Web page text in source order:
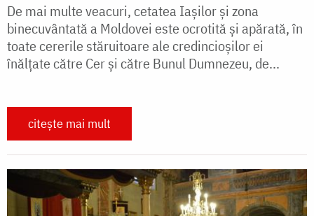
De mai multe veacuri, cetatea Iașilor și zona
binecuvântată a Moldovei este ocrotită și apărată, în
toate cererile stăruitoare ale credincioșilor ei
înălțate către Cer și către Bunul Dumnezeu, de...
citește mai mult